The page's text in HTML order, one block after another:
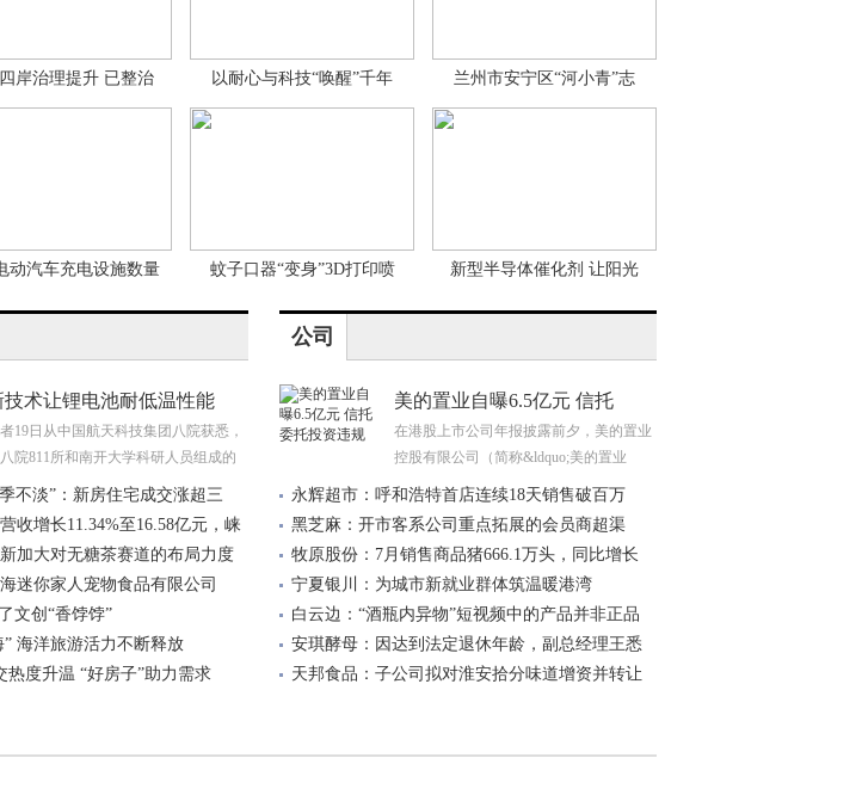
岸治理提升 已整治 以耐心与科技“唤醒”千年 兰州市安宁区“河小青”志
动汽车充电设施数量 蚊子口器“变身”3D打印喷 新型半导体催化剂 让阳光
技术让锂电池耐低温性能
19日从中国航天科技集团八院获悉，
院811所和南开大学科研人员组成的
不淡”：新房住宅成交涨超三
收增长11.34%至16.58亿元，崃
加大对无糖茶赛道的布局力度
迷你家人宠物食品有限公司
文创“香饽饽”
” 海洋旅游活力不断释放
热度升温 “好房子”助力需求
公司
美的置业自曝6.5亿元 信托
在港股上市公司年报披露前夕，美的置业
控股有限公司（简称&ldquo;美的置业
&rdqu
永辉超市：呼和浩特首店连续18天销售破百万
黑芝麻：开市客系公司重点拓展的会员商超渠
道，当
牧原股份：7月销售商品猪666.1万头，同比增长
4.82
宁夏银川：为城市新就业群体筑温暖港湾
白云边：“酒瓶内异物”短视频中的产品并非正品
安琪酵母：因达到法定退休年龄，副总经理王悉
山辞
天邦食品：子公司拟对淮安拾分味道增资并转让